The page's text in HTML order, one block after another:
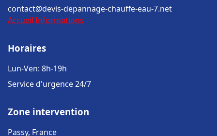
contact@devis-depannage-chauffe-eau-7.net
Accueil Informations
Horaires
Lun-Ven: 8h-19h
Service d'urgence 24/7
Zone intervention
Passy, France